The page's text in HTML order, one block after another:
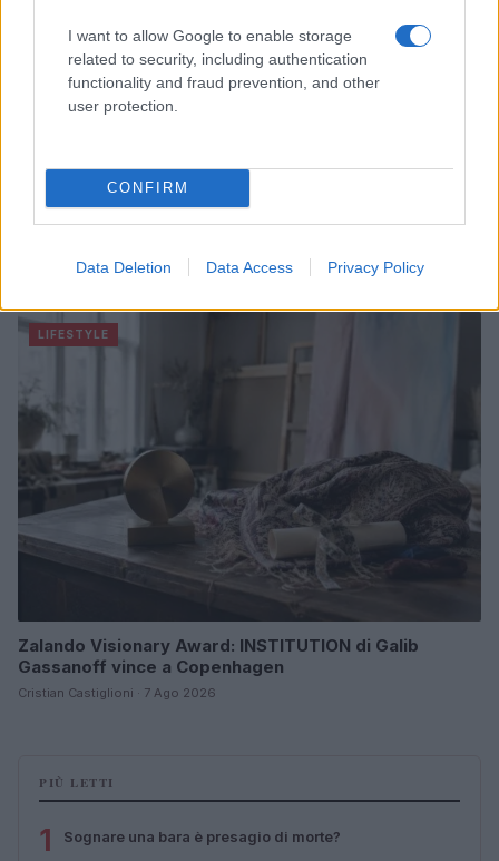
I want to allow Google to enable storage
related to security, including authentication
functionality and fraud prevention, and other
user protection.
CONFIRM
Data Deletion Data Access Privacy Policy
ispirazioni per l’estate 2026
LIFESTYLE
Zalando Visionary Award: INSTITUTION di Galib
Gassanoff vince a Copenhagen
Cristian Castiglioni · 7 Ago 2026
PIÙ LETTI
1 Sognare una bara è presagio di morte?